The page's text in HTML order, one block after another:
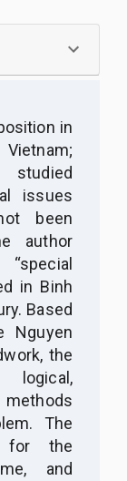
in
studied
issues
been
author
in Binh
Based
Nguyen
the
logical,
methods
. The
for the
and